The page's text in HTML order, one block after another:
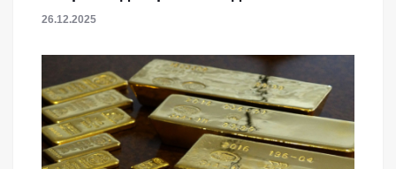
26.12.2025